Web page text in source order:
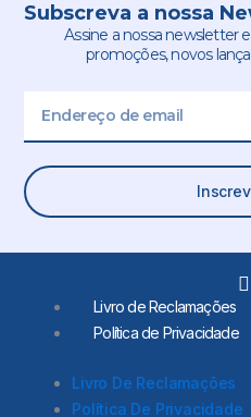
Subscreva a nossa
Assine a nossa newsletter
promoções, novos
Livro de Reclamações
Política de Privacidade
Livro De Reclamações
Política De Privacidade
L